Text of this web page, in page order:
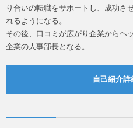
り合いの転職をサポートし、成功さ
れるようになる。
その後、口コミが広がり企業からヘ
企業の人事部長となる。
自己紹介詳